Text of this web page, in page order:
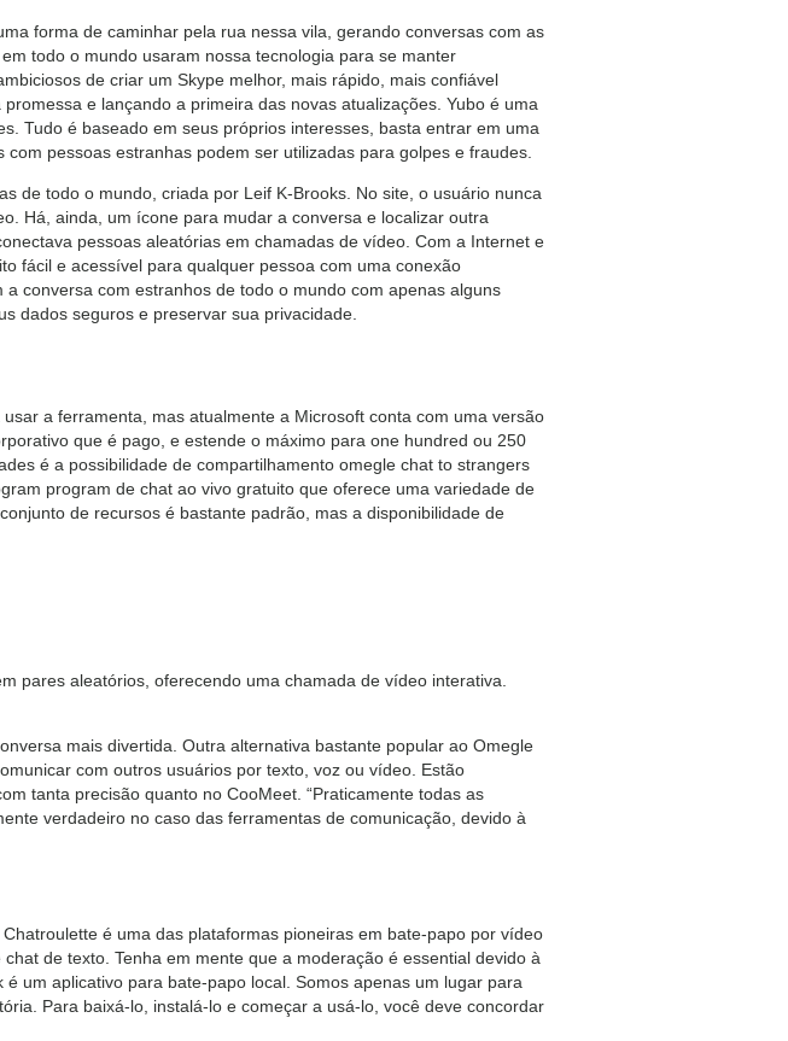
forma de caminhar pela rua nessa vila, gerando conversas com as
todo o mundo usaram nossa tecnologia para se manter
de criar um Skype melhor, mais rápido, mais confiável
e lançando a primeira das novas atualizações. Yubo é uma
Tudo é baseado em seus próprios interesses, basta entrar em uma
pessoas estranhas podem ser utilizadas para golpes e fraudes.
de todo o mundo, criada por Leif K-Brooks. No site, o usuário nunca
Há, ainda, um ícone para mudar a conversa e localizar outra
pessoas aleatórias em chamadas de vídeo. Com a Internet e
fácil e acessível para qualquer pessoa com uma conexão
conversa com estranhos de todo o mundo com apenas alguns
dados seguros e preservar sua privacidade.
a ferramenta, mas atualmente a Microsoft conta com uma versão
que é pago, e estende o máximo para one hundred ou 250
é a possibilidade de compartilhamento omegle chat to strangers
program de chat ao vivo gratuito que oferece uma variedade de
de recursos é bastante padrão, mas a disponibilidade de
pares aleatórios, oferecendo uma chamada de vídeo interativa.
mais divertida. Outra alternativa bastante popular ao Omegle
com outros usuários por texto, voz ou vídeo. Estão
tanta precisão quanto no CooMeet. “Praticamente todas as
verdadeiro no caso das ferramentas de comunicação, devido à
é uma das plataformas pioneiras em bate-papo por vídeo
de texto. Tenha em mente que a moderação é essential devido à
um aplicativo para bate-papo local. Somos apenas um lugar para
Para baixá-lo, instalá-lo e começar a usá-lo, você deve concordar